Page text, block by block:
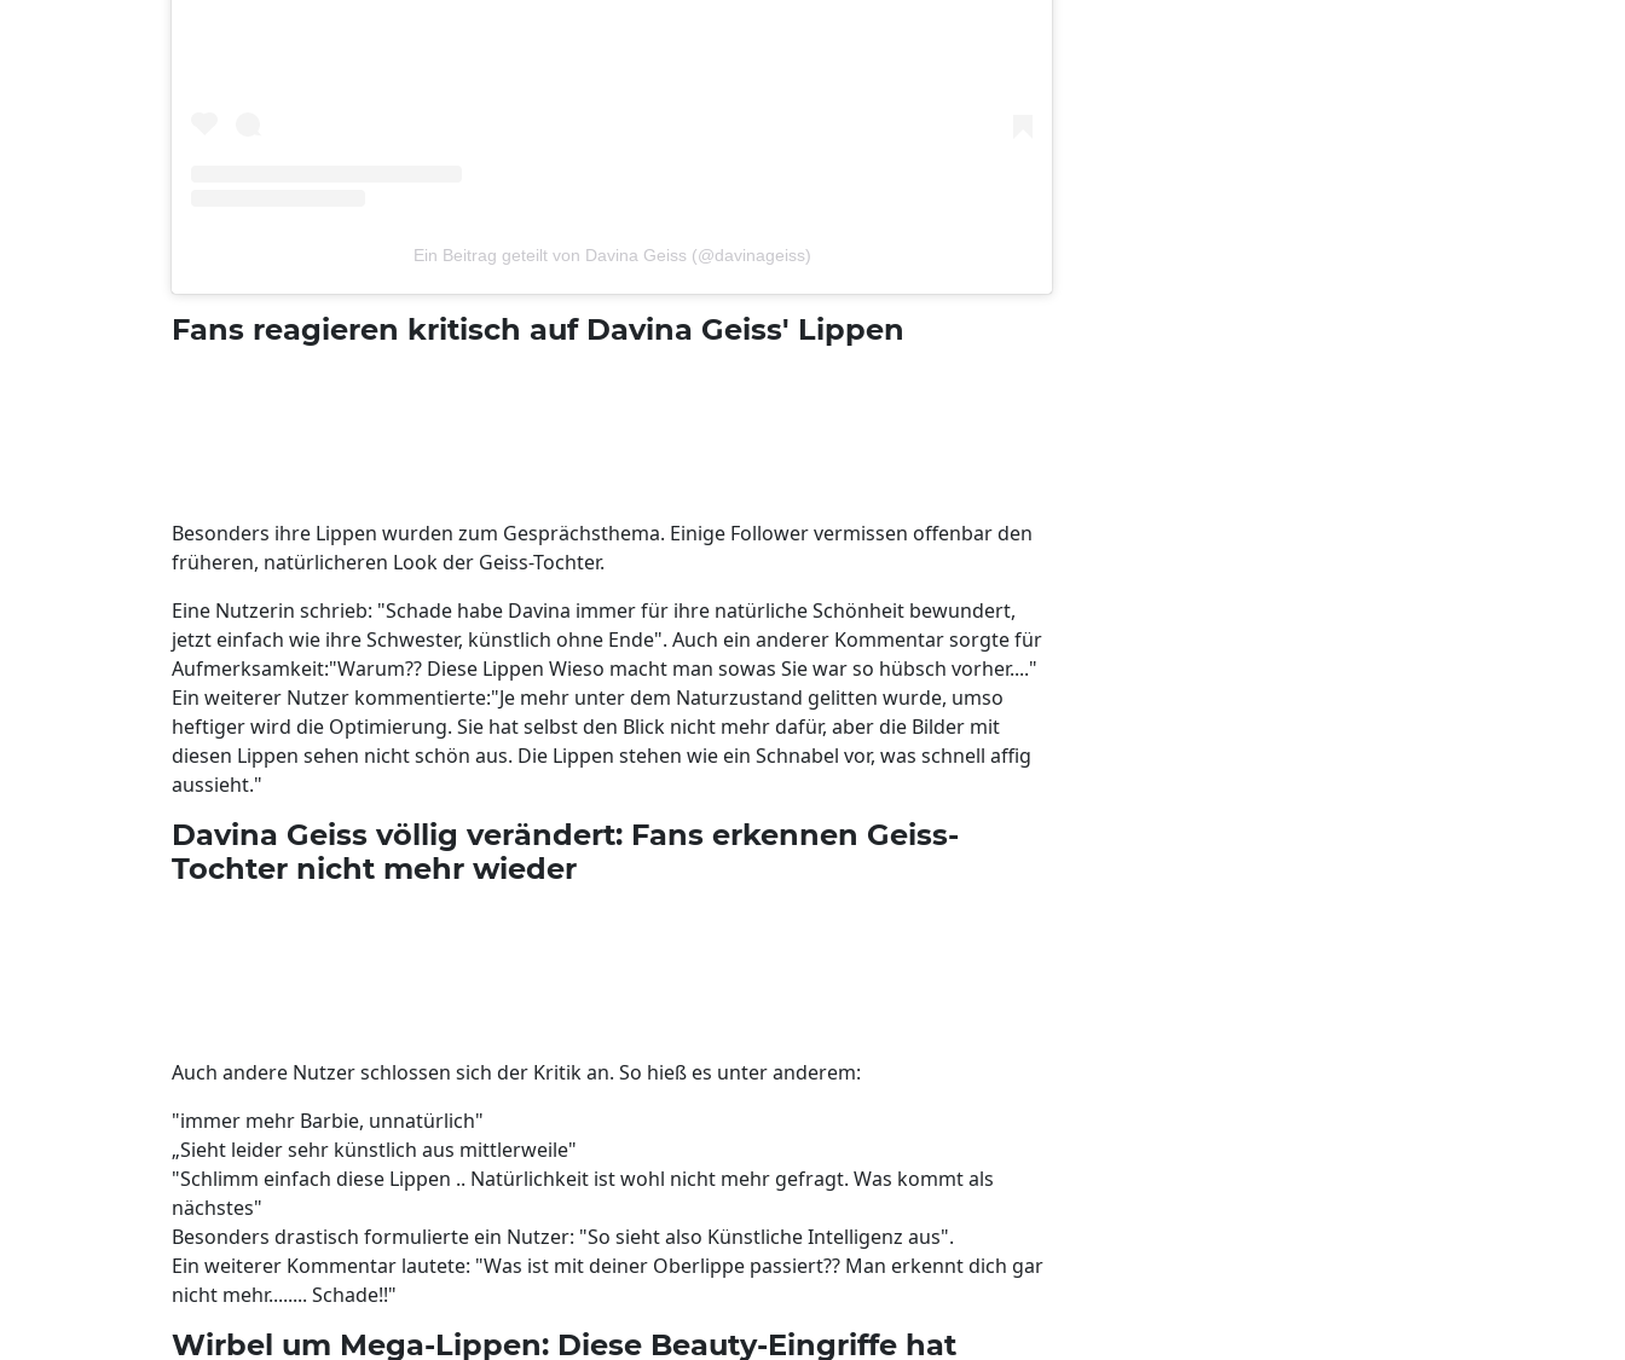
Ein Beitrag geteilt von Davina Geiss (@davinageiss)
Fans reagieren kritisch auf Davina Geiss' Lippen
Besonders ihre Lippen wurden zum Gesprächsthema. Einige Follower vermissen offenbar den
früheren, natürlicheren Look der Geiss-Tochter.
Eine Nutzerin schrieb: "Schade habe Davina immer für ihre natürliche Schönheit bewundert,
jetzt einfach wie ihre Schwester, künstlich ohne Ende". Auch ein anderer Kommentar sorgte für
Aufmerksamkeit:"Warum?? Diese Lippen Wieso macht man sowas Sie war so hübsch vorher...."
Ein weiterer Nutzer kommentierte:"Je mehr unter dem Naturzustand gelitten wurde, umso
heftiger wird die Optimierung. Sie hat selbst den Blick nicht mehr dafür, aber die Bilder mit
diesen Lippen sehen nicht schön aus. Die Lippen stehen wie ein Schnabel vor, was schnell affig
aussieht."
Davina Geiss völlig verändert: Fans erkennen Geiss-
Tochter nicht mehr wieder
Auch andere Nutzer schlossen sich der Kritik an. So hieß es unter anderem:
"immer mehr Barbie, unnatürlich"
„Sieht leider sehr künstlich aus mittlerweile"
"Schlimm einfach diese Lippen .. Natürlichkeit ist wohl nicht mehr gefragt. Was kommt als
nächstes"
Besonders drastisch formulierte ein Nutzer: "So sieht also Künstliche Intelligenz aus".
Ein weiterer Kommentar lautete: "Was ist mit deiner Oberlippe passiert?? Man erkennt dich gar
nicht mehr........ Schade!!"
Wirbel um Mega-Lippen: Diese Beauty-Eingriffe hat